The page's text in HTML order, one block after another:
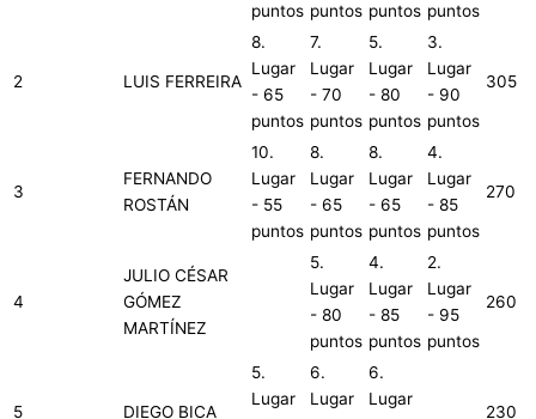
puntos puntos puntos puntos
2 LUIS FERREIRA
8.
Lugar
- 65
puntos
7.
Lugar
- 70
puntos
5.
Lugar
- 80
puntos
3.
Lugar
- 90
puntos
305
3
FERNANDO
ROSTÁN
10.
Lugar
- 55
puntos
8.
Lugar
- 65
puntos
8.
Lugar
- 65
puntos
4.
Lugar
- 85
puntos
270
4
JULIO CÉSAR
GÓMEZ
MARTÍNEZ
5.
Lugar
- 80
puntos
4.
Lugar
- 85
puntos
2.
Lugar
- 95
puntos
260
5 DIEGO BICA
5.
Lugar
6.
Lugar
6.
Lugar
230